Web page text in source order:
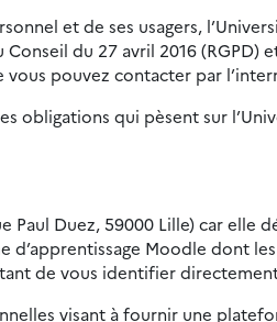
et de ses usagers,
du 27 avril 2016
vous pouvez contacter par
qui pèsent sur
Paul Duez, 59000 Lille) car
d’apprentissage Moodle dont
de vous identifier
visant à fournir une